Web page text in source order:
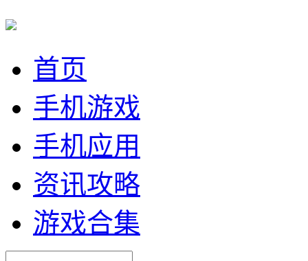
首页
手机游戏
手机应用
资讯攻略
游戏合集